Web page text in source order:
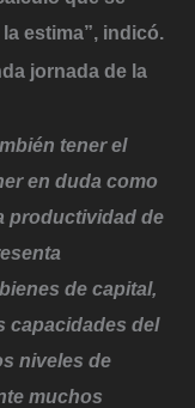
estima”, indicó.
jornada de la
tener el
en duda como
productividad de
de capital,
capacidades del
niveles de
muchos